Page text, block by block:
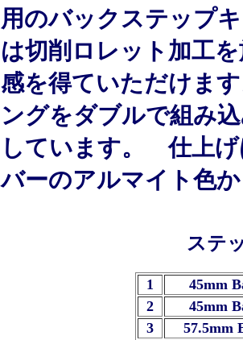
用のバックステップ
は切削ロレット加工
感を得ていただけま
ングをダブルで組み
しています。 仕上げ
バーのアルマイト色
ステ
1
45mm
2
45mm
3
57.5mm